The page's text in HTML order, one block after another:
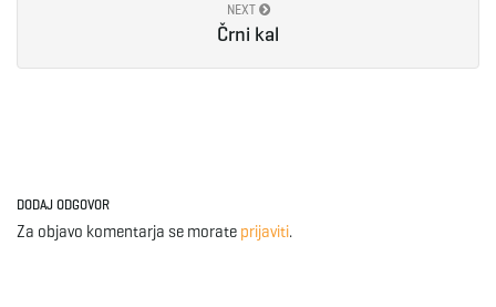
NEXT
Črni kal
DODAJ ODGOVOR
Za objavo komentarja se morate prijaviti.